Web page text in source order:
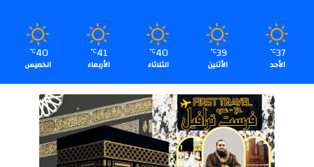
37
℃
الأحد
39
℃
الأثنين
40
℃
الثلاثاء
41
℃
الأربعاء
40
℃
الخميس